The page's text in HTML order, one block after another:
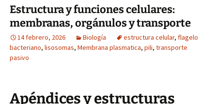
Estructura y funciones celulares:
membranas, orgánulos y transporte
14 febrero, 2026 Biología estructura celular, flagelo
bacteriano, lisosomas, Membrana plasmatica, pili, transporte
pasivo
Apéndices y estructuras